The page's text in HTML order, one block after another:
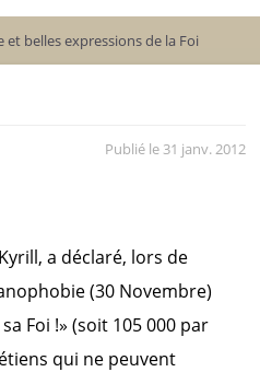
et belles expressions de la Foi
Publié le 31 janv. 2012
a déclaré, lors de
(30 Novembre)
Foi !» (soit 105 000 par
qui ne peuvent